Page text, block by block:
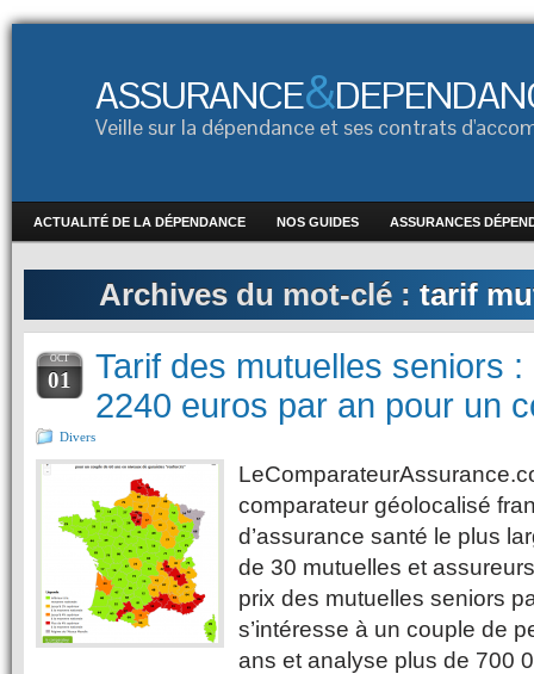
ASSURANCE&
Veille sur la dépendance et ses contrats
ACTUALITÉ DE LA DÉPENDANCE NOS GUIDES ASSURANCES
Archives du mot-clé : tarif
OCT
01
Tarif des mutuelles seniors
2240 euros par an pour un
Divers
comparateur géolocalisé
d’assurance santé le plus
de 30 mutuelles et
prix des mutuelles seniors
s’intéresse à un couple de
ans et analyse plus de 700